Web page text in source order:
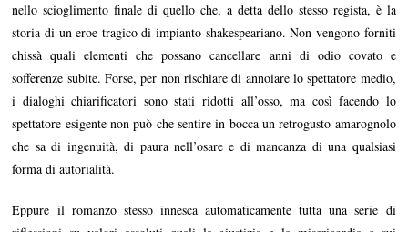
nello scioglimento finale di quello che, a detta dello stesso regista, è la
storia di un eroe tragico di impianto shakespeariano. Non vengono forniti
chissà quali elementi che possano cancellare anni di odio covato e
sofferenze subite. Forse, per non rischiare di annoiare lo spettatore medio,
i dialoghi chiarificatori sono stati ridotti all’osso, ma così facendo lo
spettatore esigente non può che sentire in bocca un retrogusto amarognolo
che sa di ingenuità, di paura nell’osare e di mancanza di una qualsiasi
forma di autorialità.
Eppure il romanzo stesso innesca automaticamente tutta una serie di